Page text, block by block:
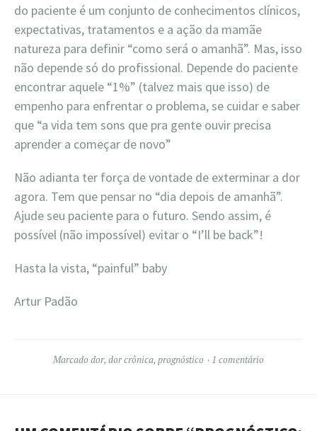
do paciente é um conjunto de conhecimentos clínicos,
expectativas, tratamentos e a ação da mamãe
natureza para definir “como será o amanhã”. Mas, isso
não depende só do profissional. Depende do paciente
encontrar aquele “1%” (talvez mais que isso) de
empenho para enfrentar o problema, se cuidar e saber
que “a vida tem sons que pra gente ouvir precisa
aprender a começar de novo”
Não adianta ter força de vontade de exterminar a dor
agora. Tem que pensar no “dia depois de amanhã”.
Ajude seu paciente para o futuro. Sendo assim, é
possível (não impossível) evitar o “I’ll be back”!
Hasta la vista, “painful” baby
Artur Padão
Marcado dor, dor crônica, prognóstico 1 comentário